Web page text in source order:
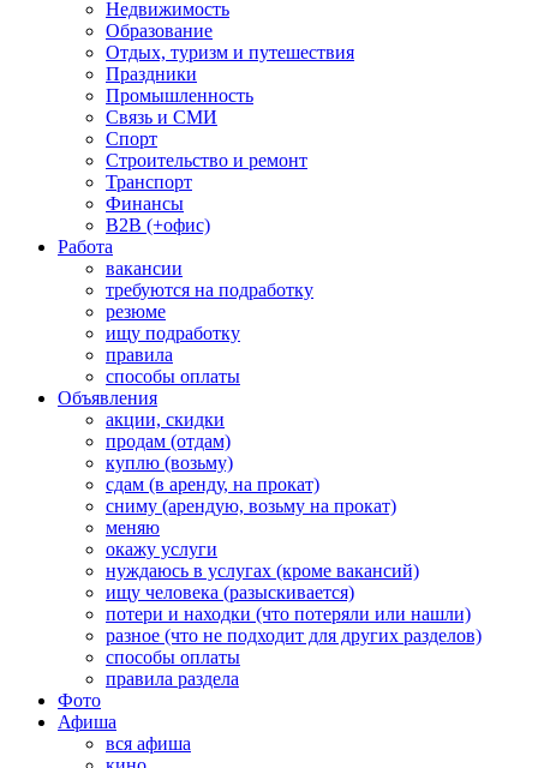
Недвижимость
Образование
Отдых, туризм и путешествия
Праздники
Промышленность
Связь и СМИ
Спорт
Строительство и ремонт
Транспорт
Финансы
B2B (+офис)
Работа
вакансии
требуются на подработку
резюме
ищу подработку
правила
способы оплаты
Объявления
акции, скидки
продам (отдам)
куплю (возьму)
сдам (в аренду, на прокат)
сниму (арендую, возьму на прокат)
меняю
окажу услуги
нуждаюсь в услугах (кроме вакансий)
ищу человека (разыскивается)
потери и находки (что потеряли или нашли)
разное (что не подходит для других разделов)
способы оплаты
правила раздела
Фото
Афиша
вся афиша